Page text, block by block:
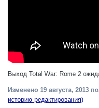
Выход Total War: Rome 2
Изменено 19 августа, 2013
историю редактирования)